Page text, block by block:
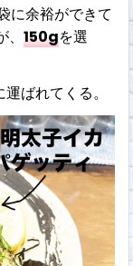
に余裕ができて
、150gを選
ばれてくる。